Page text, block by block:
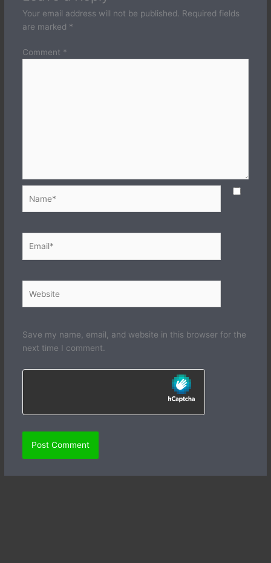
Your email address will not be published.
Required fields
are marked *
Comment *
Save my name, email, and website in this browser for the
next time I comment.